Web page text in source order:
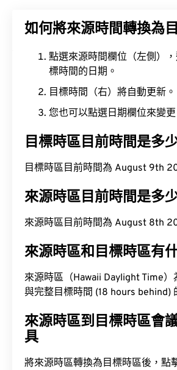
如何將來源時間轉換為
點選來源時間欄位（左側）
標時間的日期。
目標時間（右）將自動更新。
您也可以點選日期欄位來變更
目標時區目前時間是多
目標時區目前時間為 August 9th
來源時區目前時間是多
來源時區目前時間為 August 8th
來源時區和目標時區有
來源時區（Hawaii Daylight Time）
與完整目標時間 (18 hours behind)
來源時區到目標時區會
具
將來源時區轉換為目標時區後，點